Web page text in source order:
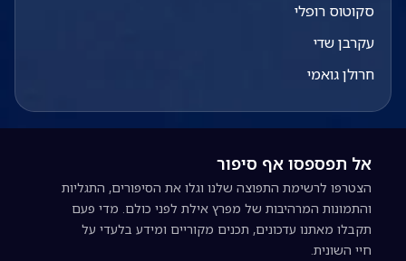
סקוטוס רופלי
עקרבן שדי
חרולן גואמי
אל תפספסו אף סיפור
הצטרפו לרשימת התפוצה שלנו וגלו את הסיפורים, התגליות
והתמונות המרהיבות של מפרץ אילת לפני כולם. מדי פעם
תקבלו מאתנו עדכונים, תכנים מקוריים ומידע בלעדי על
חיי השונית.